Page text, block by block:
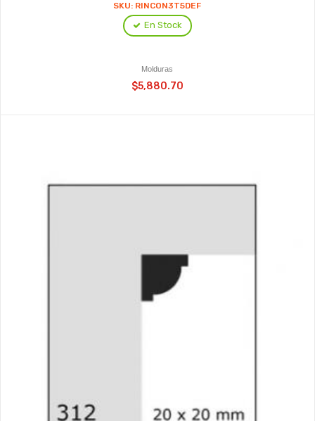
SKU: RINCON3T5DEF
En Stock
Molduras
$5,880.70